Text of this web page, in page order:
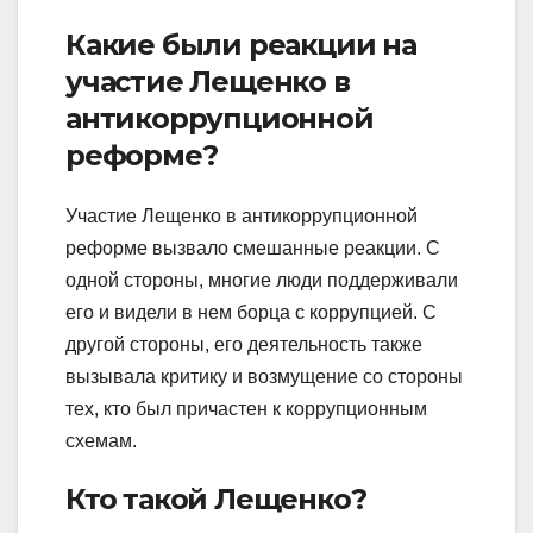
Какие были реакции на
участие Лещенко в
антикоррупционной
реформе?
Участие Лещенко в антикоррупционной
реформе вызвало смешанные реакции. С
одной стороны, многие люди поддерживали
его и видели в нем борца с коррупцией. С
другой стороны, его деятельность также
вызывала критику и возмущение со стороны
тех, кто был причастен к коррупционным
схемам.
Кто такой Лещенко?